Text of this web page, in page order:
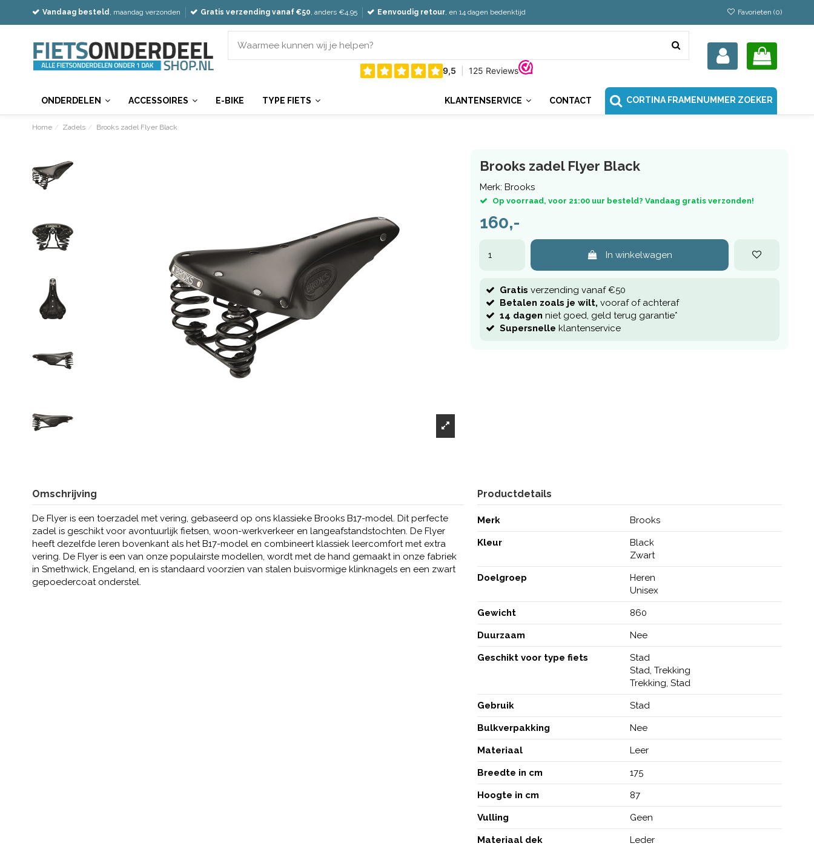
Vandaag besteld, maandag verzonden Gratis verzending vanaf €50, anders €4,95 Eenvoudig retour, en 14 dagen bedenktijd Favorieten (0)
ONDERDELEN ACCESSOIRES E-BIKE TYPE FIETS CORTINA FRAMENUMMER ZOEKER
CONTACT
KLANTENSERVICE
Home Zadels Brooks zadel Flyer Black
Brooks zadel Flyer Black
Merk: Brooks
Op voorraad, voor 21:00 uur besteld? Vandaag gratis verzonden!
160,-
In winkelwagen
Gratis verzending vanaf €50
Betalen zoals je wilt, vooraf of achteraf
14 dagen niet goed, geld terug garantie*
Supersnelle klantenservice
Omschrijving
De Flyer is een toerzadel met vering, gebaseerd op ons klassieke Brooks B17-model. Dit perfecte
zadel is geschikt voor avontuurlijk fietsen, woon-werkverkeer en langeafstandstochten. De Flyer
heeft dezelfde leren bovenkant als het B17-model en combineert klassiek leercomfort met extra
vering. De Flyer is een van onze populairste modellen, wordt met de hand gemaakt in onze fabriek
in Smethwick, Engeland, en is standaard voorzien van stalen buisvormige klinknagels en een zwart
gepoedercoat onderstel.
Productdetails
Merk Brooks
Kleur
Black
Zwart
Doelgroep
Heren
Unisex
Gewicht 860
Duurzaam Nee
Geschikt voor type fiets
Stad
Stad, Trekking
Trekking, Stad
Gebruik Stad
Bulkverpakking Nee
Materiaal Leer
Breedte in cm 175
Hoogte in cm 87
Vulling Geen
Materiaal dek
Leder